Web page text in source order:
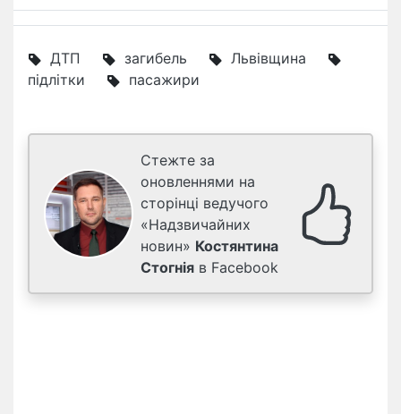
ДТП загибель
Львівщина
підлітки
пасажири
Стежте за
оновленнями на
сторінці ведучого
«Надзвичайних
новин» Костянтина
Стогнія в Facebook